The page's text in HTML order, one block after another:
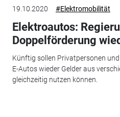
19.10.2020 #Elektromobilität
Elektroautos:
Doppelförderung
Künftig sollen Privatpersonen
E-Autos wieder Gelder aus
gleichzeitig nutzen können.